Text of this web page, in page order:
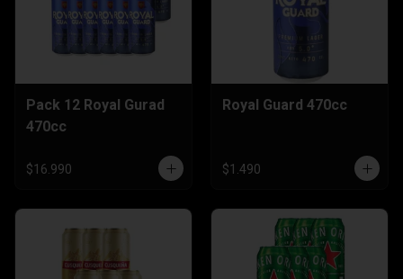
Pack 12 Royal Gurad
470cc
$16.990
Royal Guard 470cc
$1.490